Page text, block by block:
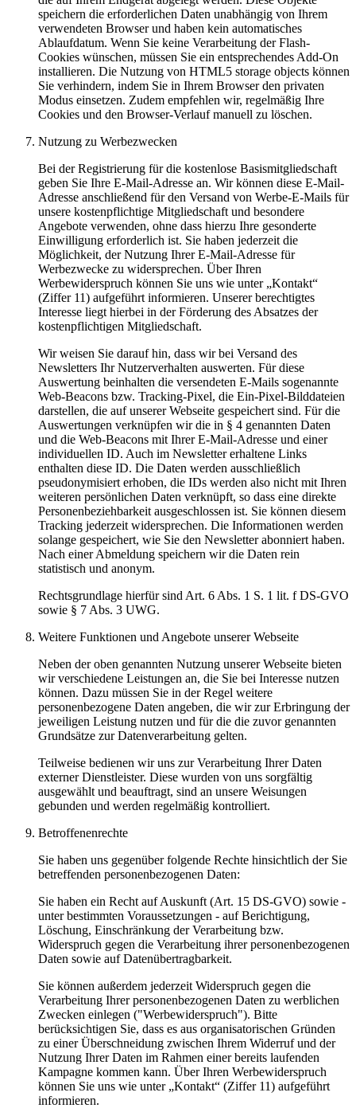
speichern die erforderlichen Daten unabhängig von Ihrem
verwendeten Browser und haben kein automatisches
Ablaufdatum. Wenn Sie keine Verarbeitung der Flash-
Cookies wünschen, müssen Sie ein entsprechendes Add-On
installieren. Die Nutzung von HTML5 storage objects können
Sie verhindern, indem Sie in Ihrem Browser den privaten
Modus einsetzen. Zudem empfehlen wir, regelmäßig Ihre
Cookies und den Browser-Verlauf manuell zu löschen.
Nutzung zu Werbezwecken
Bei der Registrierung für die kostenlose Basismitgliedschaft
geben Sie Ihre E-Mail-Adresse an. Wir können diese E-Mail-
Adresse anschließend für den Versand von Werbe-E-Mails für
unsere kostenpflichtige Mitgliedschaft und besondere
Angebote verwenden, ohne dass hierzu Ihre gesonderte
Einwilligung erforderlich ist. Sie haben jederzeit die
Möglichkeit, der Nutzung Ihrer E-Mail-Adresse für
Werbezwecke zu widersprechen. Über Ihren
Werbewiderspruch können Sie uns wie unter „Kontakt“
(Ziffer 11) aufgeführt informieren. Unserer berechtigtes
Interesse liegt hierbei in der Förderung des Absatzes der
kostenpflichtigen Mitgliedschaft.
Wir weisen Sie darauf hin, dass wir bei Versand des
Newsletters Ihr Nutzerverhalten auswerten. Für diese
Auswertung beinhalten die versendeten E-Mails sogenannte
Web-Beacons bzw. Tracking-Pixel, die Ein-Pixel-Bilddateien
darstellen, die auf unserer Webseite gespeichert sind. Für die
Auswertungen verknüpfen wir die in § 4 genannten Daten
und die Web-Beacons mit Ihrer E-Mail-Adresse und einer
individuellen ID. Auch im Newsletter erhaltene Links
enthalten diese ID. Die Daten werden ausschließlich
pseudonymisiert erhoben, die IDs werden also nicht mit Ihren
weiteren persönlichen Daten verknüpft, so dass eine direkte
Personenbeziehbarkeit ausgeschlossen ist. Sie können diesem
Tracking jederzeit widersprechen. Die Informationen werden
solange gespeichert, wie Sie den Newsletter abonniert haben.
Nach einer Abmeldung speichern wir die Daten rein
statistisch und anonym.
Rechtsgrundlage hierfür sind Art. 6 Abs. 1 S. 1 lit. f DS-GVO
sowie § 7 Abs. 3 UWG.
Weitere Funktionen und Angebote unserer Webseite
Neben der oben genannten Nutzung unserer Webseite bieten
wir verschiedene Leistungen an, die Sie bei Interesse nutzen
können. Dazu müssen Sie in der Regel weitere
personenbezogene Daten angeben, die wir zur Erbringung der
jeweiligen Leistung nutzen und für die die zuvor genannten
Grundsätze zur Datenverarbeitung gelten.
Teilweise bedienen wir uns zur Verarbeitung Ihrer Daten
externer Dienstleister. Diese wurden von uns sorgfältig
ausgewählt und beauftragt, sind an unsere Weisungen
gebunden und werden regelmäßig kontrolliert.
Betroffenenrechte
Sie haben uns gegenüber folgende Rechte hinsichtlich der Sie
betreffenden personenbezogenen Daten:
Sie haben ein Recht auf Auskunft (Art. 15 DS-GVO) sowie -
unter bestimmten Voraussetzungen - auf Berichtigung,
Löschung, Einschränkung der Verarbeitung bzw.
Widerspruch gegen die Verarbeitung ihrer personenbezogenen
Daten sowie auf Datenübertragbarkeit.
Sie können außerdem jederzeit Widerspruch gegen die
Verarbeitung Ihrer personenbezogenen Daten zu werblichen
Zwecken einlegen ("Werbewiderspruch"). Bitte
berücksichtigen Sie, dass es aus organisatorischen Gründen
zu einer Überschneidung zwischen Ihrem Widerruf und der
Nutzung Ihrer Daten im Rahmen einer bereits laufenden
Kampagne kommen kann. Über Ihren Werbewiderspruch
können Sie uns wie unter „Kontakt“ (Ziffer 11) aufgeführt
informieren.